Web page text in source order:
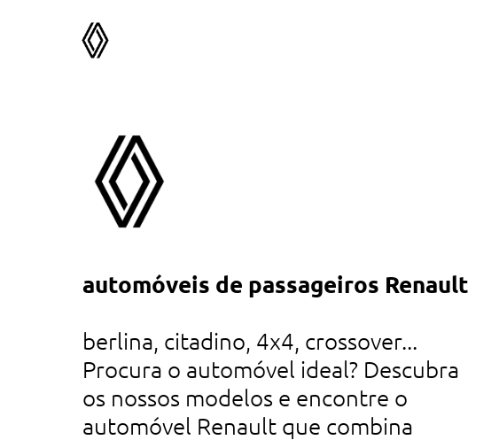
automóveis de passageiros Renault
berlina, citadino, 4x4, crossover...
Procura o automóvel ideal? Descubra
os nossos modelos e encontre o
automóvel Renault que combina